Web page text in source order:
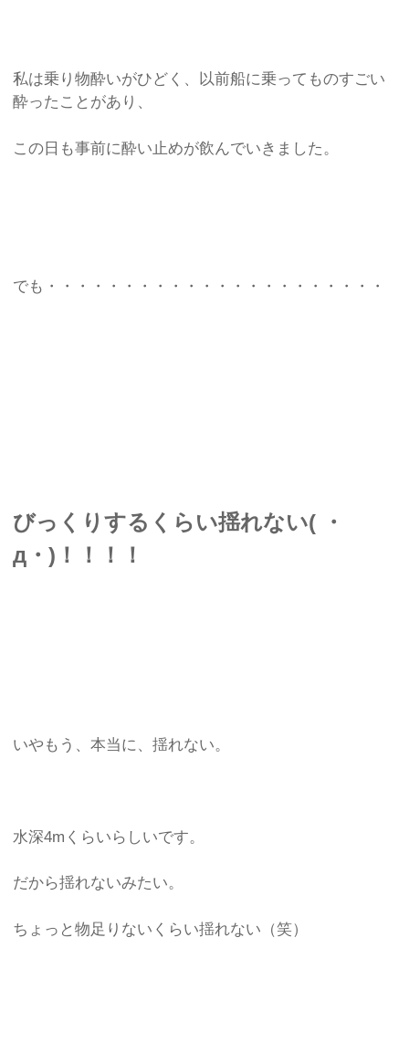
私は乗り物酔いがひどく、以前船に乗ってものすごい
酔ったことがあり、
この日も事前に酔い止めが飲んでいきました。
でも・・・・・・・・・・・・・・・・・・・・・・
びっくりするくらい揺れない( ・
д・)！！！！
いやもう、本当に、揺れない。
水深4mくらいらしいです。
だから揺れないみたい。
ちょっと物足りないくらい揺れない（笑）